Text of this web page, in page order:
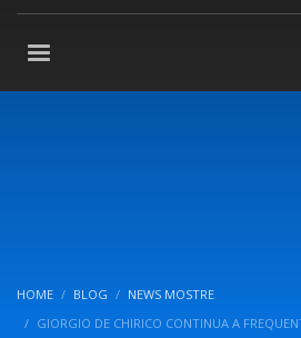
HOME BLOG
NEWS MOSTRE
GIORGIO DE CHIRICO CONTINUA A